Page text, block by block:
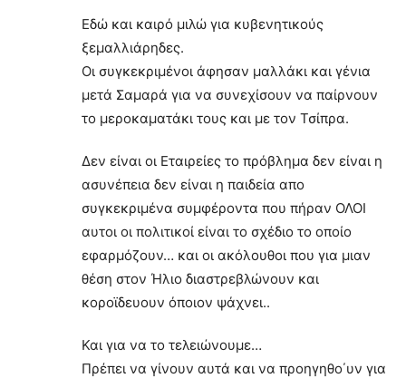
Εδώ και καιρό μιλώ για κυβενητικούς
ξεμαλλιάρηδες.
Οι συγκεκριμένοι άφησαν μαλλάκι και γένια
μετά Σαμαρά για να συνεχίσουν να παίρνουν
το μεροκαματάκι τους και με τον Τσίπρα.
Δεν είναι οι Εταιρείες το πρόβλημα δεν είναι η
ασυνέπεια δεν είναι η παιδεία απο
συγκεκριμένα συμφέροντα που πήραν ΟΛΟΙ
αυτοι οι πολιτικοί είναι το σχέδιο το οποίο
εφαρμόζουν… και οι ακόλουθοι που για μιαν
θέση στον Ήλιο διαστρεβλώνουν και
κοροϊδευουν όποιον ψάχνει..
Και για να το τελειώνουμε…
Πρέπει να γίνουν αυτά και να προηγηθο΄υν για